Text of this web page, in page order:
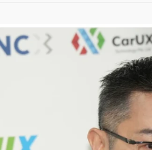
假村！東檢抗告成功 今重
海豚雨彈轟3天 「紅到發